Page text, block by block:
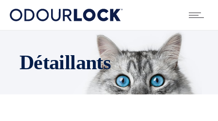
Détaillants